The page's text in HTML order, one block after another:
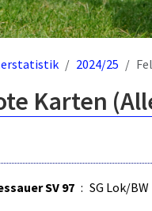
2024/25
Karten
SV 97 : SG Lok/BW